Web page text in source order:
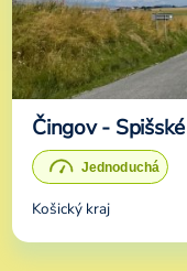
Čingov -
Košický kraj